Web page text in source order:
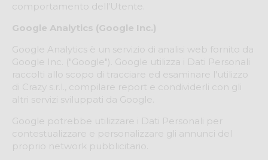
comportamento dell'Utente.
Google Analytics (Google Inc.)
Google Analytics è un servizio di analisi web fornito da
Google Inc. ("Google"). Google utilizza i Dati Personali
raccolti allo scopo di tracciare ed esaminare l'utilizzo
di Crazy s.r.l., compilare report e condividerli con gli
altri servizi sviluppati da Google.
Google potrebbe utilizzare i Dati Personali per
contestualizzare e personalizzare gli annunci del
proprio network pubblicitario.